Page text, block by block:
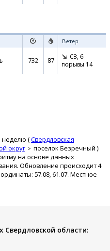
Ветер
732 87 СЗ, 6
порывы 14
неделю (Свердловская
округ поселок Безречный )
на основе данных
Обновление происходит 4
57.08, 61.07. Местное
Свердловской области: